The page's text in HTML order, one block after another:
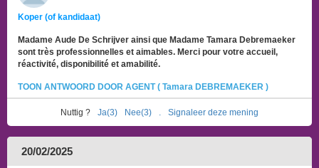
Koper (of kandidaat)
Madame Aude De Schrijver ainsi que Madame Tamara Debremaeker
sont très professionnelles et aimables. Merci pour votre accueil,
réactivité, disponibilité et amabilité.
TOON ANTWOORD DOOR AGENT ( Tamara DEBREMAEKER )
Nuttig ? Ja(3) Nee(3) Signaleer deze mening
20/02/2025